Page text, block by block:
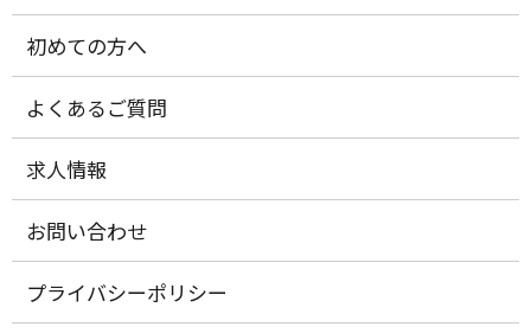
初めての方へ
よくあるご質問
求人情報
お問い合わせ
プライバシーポリシー